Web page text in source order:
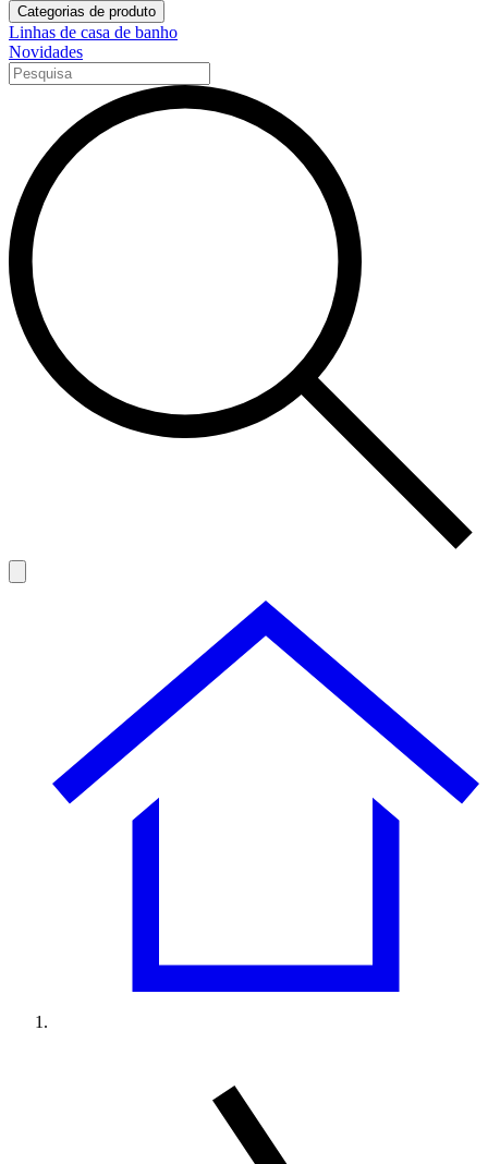
Categorias de produto
Linhas de casa de banho
Novidades